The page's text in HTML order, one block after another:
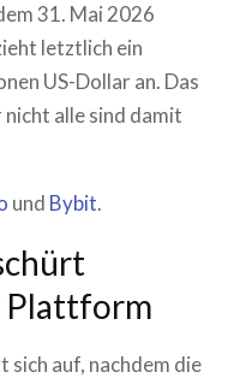
31. Mai 2026
letztlich ein
US-Dollar an. Das
nicht alle sind damit
und Bybit.
Plattform
sich auf, nachdem die